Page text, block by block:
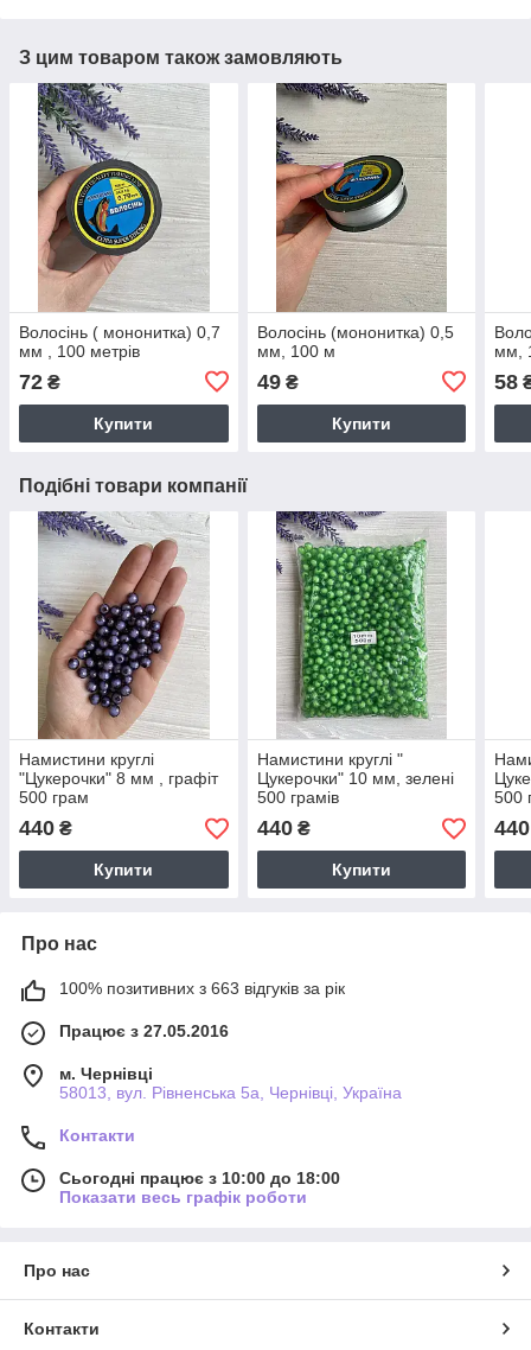
З цим товаром також замовляють
Волосінь ( мононитка) 0,7
мм , 100 метрів
72 ₴
Купити
Волосінь (мононитка) 0,5
мм, 100 м
49₴
Купити
мм,
58
Подібні товари компанії
Намистини круглі
"Цукерочки" 8 мм , графіт
500 грам
440 ₴
Купити
Намистини круглі "
Цукерочки" 10 мм, зелені
500 грамів
440₴
Купити
500
440
Про нас
100% позитивних з 663 відгуків за рік
Працює з 27.05.2016
м. Чернівці
58013, вул. Рівненська 5а, Чернівці, Україна
Контакти
Сьогодні працює з 10:00 до 18:00
Показати весь графік роботи
Про нас
Контакти